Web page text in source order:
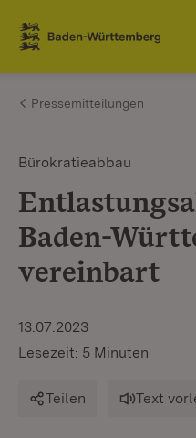
Zum Inhalt springen
Link zur Startseite
Pressemitteilungen
Bürokratieabbau
Baden-
vereinbart
13.07.2023
Lesezeit: 5 Minuten
Teilen Text